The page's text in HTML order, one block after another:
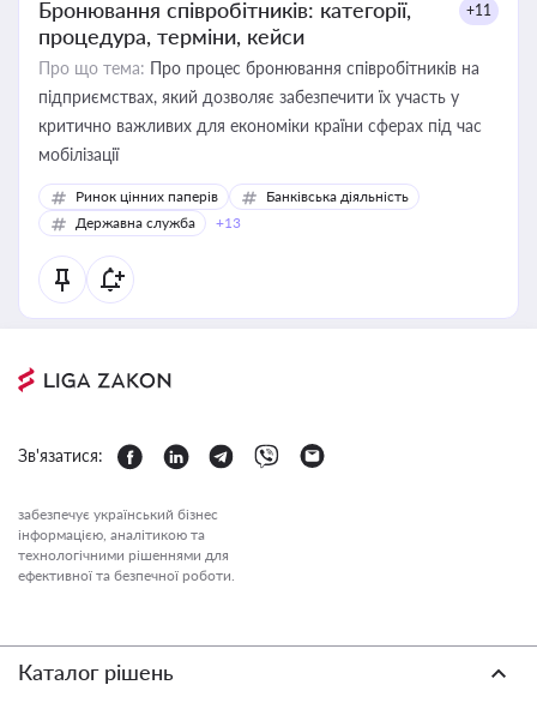
Бронювання співробітників: категорії,
процедура, терміни, кейси
+11
Про що тема: Про процес бронювання співробітників на
підприємствах, який дозволяє забезпечити їх участь у
критично важливих для економіки країни сферах під час
мобілізації
Ринок цінних паперів
Банківська діяльність
Державна служба
+13
Зв'язатися:
забезпечує український бізнес
інформацією, аналітикою та
технологічними рішеннями для
ефективної та безпечної роботи.
Каталог рішень